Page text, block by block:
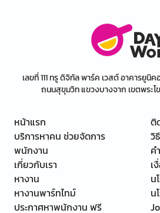
เลขที่ 111 ทรู ดิจิทัล พาร์ค เวสต์ อาคารยูนิ
ถนนสุขุมวิท แขวงบางจาก เขตพระโ
หน้าแรก
บริการหาคน ช่วยจัดการ
พนักงาน
เกี่ยวกับเรา
หางาน
หางานพาร์ทไทม์
ประกาศหาพนักงาน ฟรี
ติ
วิ
ค
เ
น
น